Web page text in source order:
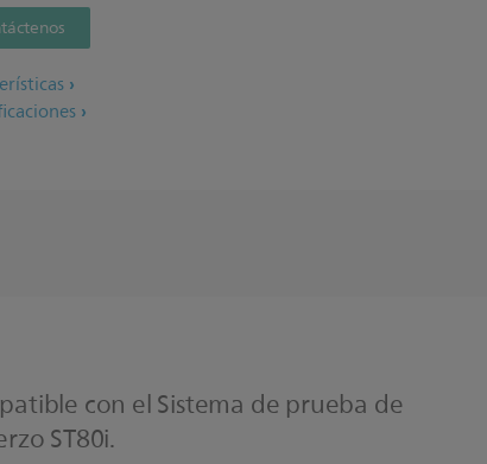
con el Sistema de prueba de
ST80i.